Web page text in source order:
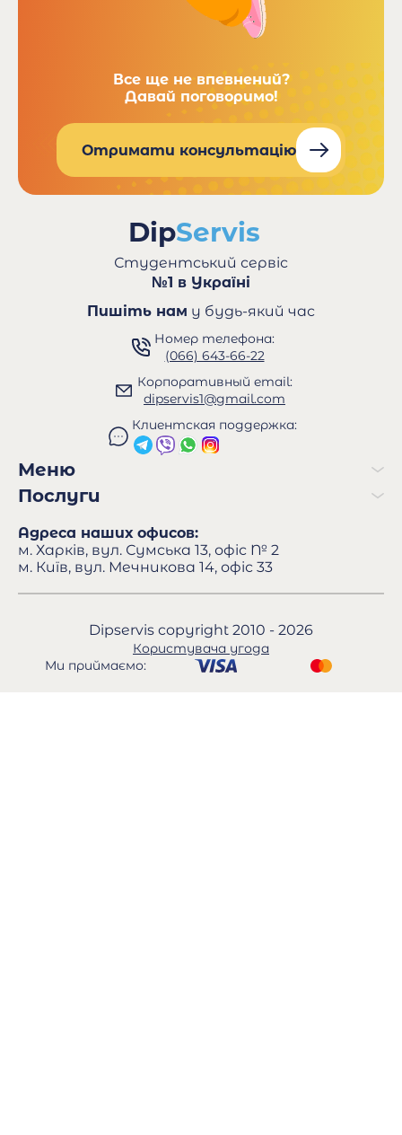
Все ще не впевнений?
Давай поговоримо!
Отримати консультацію
Студентський сервіс
№1 в Україні
Пишіть нам у будь-який час
Номер телефона:
(066) 643-66-22
Корпоративный email:
dipservis1@gmail.com
Клиентская поддержка:
Меню
Послуги
Адреса наших офисов:
м. Харків, вул. Сумська 13, офіс № 2
м. Київ, вул. Мечникова 14, офіс 33
Dipservis copyright 2010 - 2026
Користувача угода
Ми приймаємо: